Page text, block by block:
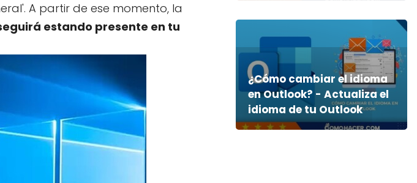
A partir de ese momento, la
estando presente en tu
¿Cómo cambiar el idioma
en Outlook? - Actualiza el
idioma de tu Outlook